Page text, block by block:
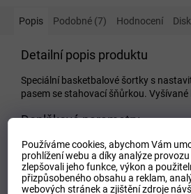
Používáme cookies, abychom Vám
prohlížení webu a díky analýze
zlepšovali jeho funkce, výkon a
přizpůsobeného obsahu a reklam,
webových stránek a zjištění zdroje
Popis Podobné (7) Hodnocení
Detailní popis produktu
Speciální basketbalové šortky s
pasem se stahovací šňůrkou. Vyšívané
Doplňkové parametry
Kategorie:
Dětské kraťasy a šortky
EAN:
Zvolte variantu
Tipo Mdelo:
T